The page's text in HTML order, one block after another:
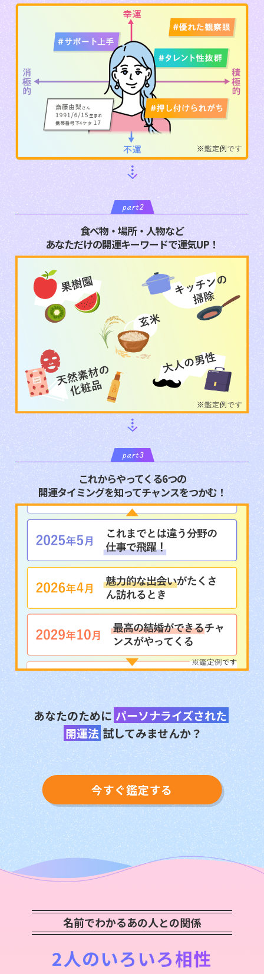
食べ物・場所・人物など
あなただけの開運キーワードで運気UP！
これからやってくる6つの
開運タイミングを知ってチャンスをつかむ！
あなたのために パーソナライズされた
開運法 試してみませんか？
今すぐ鑑定する
名前でわかるあの人との関係
2人のいろいろ相性